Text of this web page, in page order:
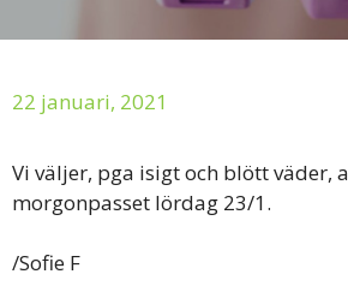
22 januari, 2021
Vi väljer, pga isigt och blött väder,
morgonpasset lördag 23/1.
/Sofie F